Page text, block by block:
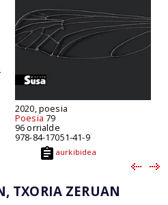
2020, poesia
Poesia 79
96 orrialde
978-84-17051-41-9
aurkibidea
TXORIA ZERUAN